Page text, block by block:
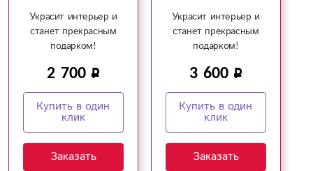
Украсит интерьер и
станет прекрасным
подарком!
2 700
Купить в один
клик
Заказать
Украсит интерьер и
станет прекрасным
подарком!
3 600
Купить в один
клик
Заказать